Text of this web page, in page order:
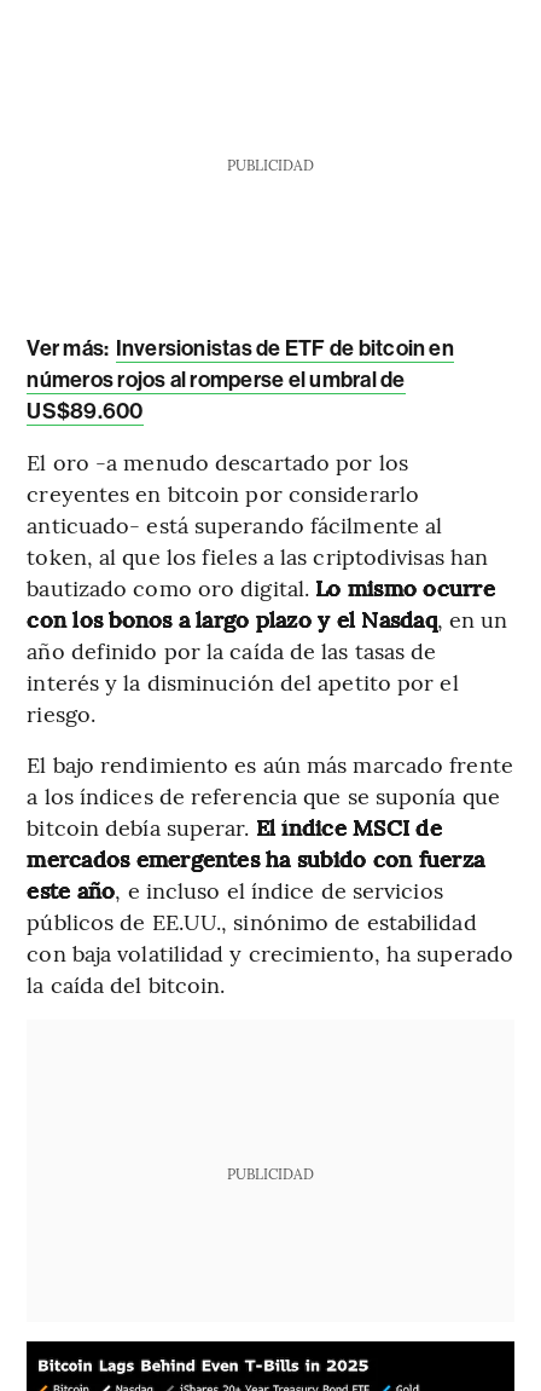
PUBLICIDAD
Ver más: Inversionistas de ETF de bitcoin en
números rojos al romperse el umbral de
US$89.600
El oro -a menudo descartado por los
creyentes en bitcoin por considerarlo
anticuado- está superando fácilmente al
token, al que los fieles a las criptodivisas han
bautizado como oro digital. Lo mismo ocurre
con los bonos a largo plazo y el Nasdaq, en un
año definido por la caída de las tasas de
interés y la disminución del apetito por el
riesgo.
El bajo rendimiento es aún más marcado frente
a los índices de referencia que se suponía que
bitcoin debía superar. El índice MSCI de
mercados emergentes ha subido con fuerza
este año, e incluso el índice de servicios
públicos de EE.UU., sinónimo de estabilidad
con baja volatilidad y crecimiento, ha superado
la caída del bitcoin.
PUBLICIDAD